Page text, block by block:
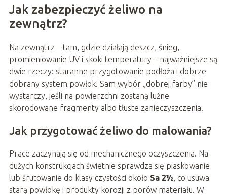
Jak zabezpieczyć żeliwo na
zewnątrz?
Na zewnątrz – tam, gdzie działają deszcz, śnieg,
promieniowanie UV i skoki temperatury – najważniejsze są
dwie rzeczy: staranne przygotowanie podłoża i dobrze
dobrany system powłok. Sam wybór „dobrej farby” nie
wystarczy, jeśli na powierzchni zostaną luźne
skorodowane fragmenty albo tłuste zanieczyszczenia.
Jak przygotować żeliwo do malowania?
Prace zaczynają się od mechanicznego oczyszczenia. Na
dużych konstrukcjach świetnie sprawdza się piaskowanie
lub śrutowanie do klasy czystości około Sa 2½, co usuwa
starą powłokę i produkty korozji z porów materiału. W